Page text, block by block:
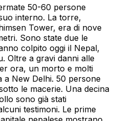
50-60 persone
interno. La torre,
Tower, era di nove
Sono state due le
colpito oggi il Nepal,
Oltre a gravi danni alle
ora, un morto e molti
a New Delhi. 50 persone
le macerie. Una decina
sono già stati
testimoni. Le prime